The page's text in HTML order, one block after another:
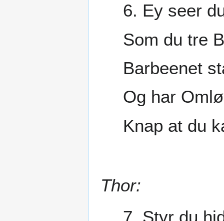
6. Ey seer
Som du tre
Barbeenet
Og har
Knap at du
Thor:
7. Styr du